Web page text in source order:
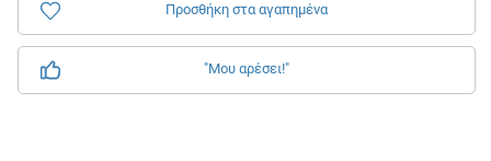
Προσθήκη στα αγαπημένα
"Μου αρέσει!"